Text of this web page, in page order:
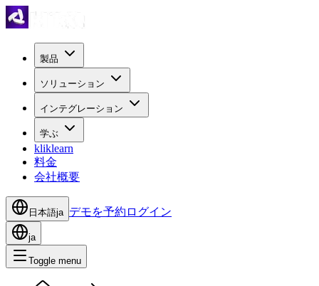
製品
ソリューション
インテグレーション
学ぶ
kliklearn
料金
会社概要
日本語ja デモを予約 ログイン
ja
Toggle menu